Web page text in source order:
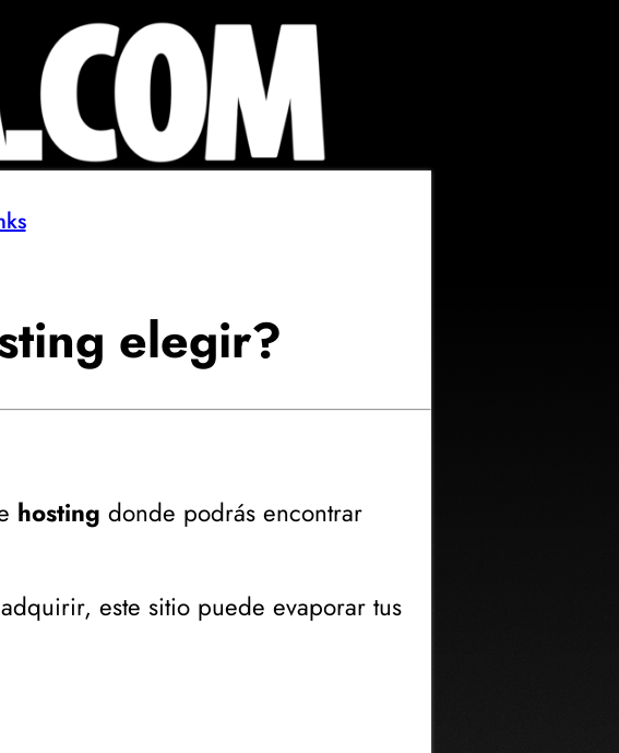
elegir?
hosting donde podrás encontrar
este sitio puede evaporar tus